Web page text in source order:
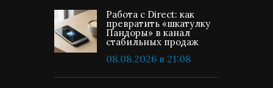
Работа с Direct: как
превратить «шкатулку
Пандоры» в канал
стабильных продаж
08.08.2026 в 21:08